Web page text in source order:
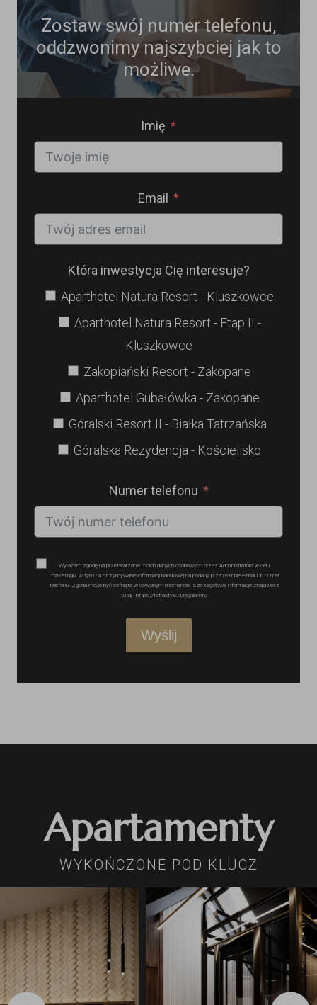
Zostaw swój numer telefonu,
oddzwonimy najszybciej jak to
możliwe.
Imię
Email
Która inwestycja Cię interesuje?
Aparthotel Natura Resort - Kluszkowce
Aparthotel Natura Resort - Etap II -
Kluszkowce
Zakopiański Resort - Zakopane
Aparthotel Gubałówka - Zakopane
Góralski Resort II - Białka Tatrzańska
Góralska Rezydencja - Kościelisko
Numer telefonu
Wyrażam zgodę na przetwarzanie moich danych osobowych przez Administratora w celu
marketingu, w tym na otrzymywanie informacji handlowej na podany przeze mnie e-mail lub numer
telefonu. Zgoda może być cofnięta w dowolnym momencie. Szczegółowe informacje znajdziesz
tutaj - https://tatrastyle.pl/regulamin/
Wyślij
Apartamenty
WYKOŃCZONE POD KLUCZ